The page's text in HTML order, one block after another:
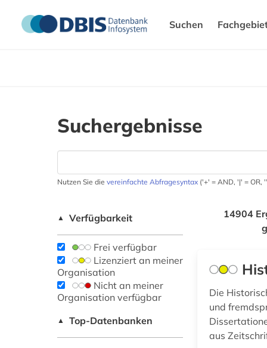
Suchen
Suchergebnisse
Nutzen Sie die vereinfachte Abfragesyntax ('+' = AND, '|' = OR,
▲ Verfügbarkeit
Frei verfügbar
Lizenziert an meiner
Organisation
Nicht an meiner
Organisation verfügbar
▲ Top-Datenbanken
14904
Die
und
aus